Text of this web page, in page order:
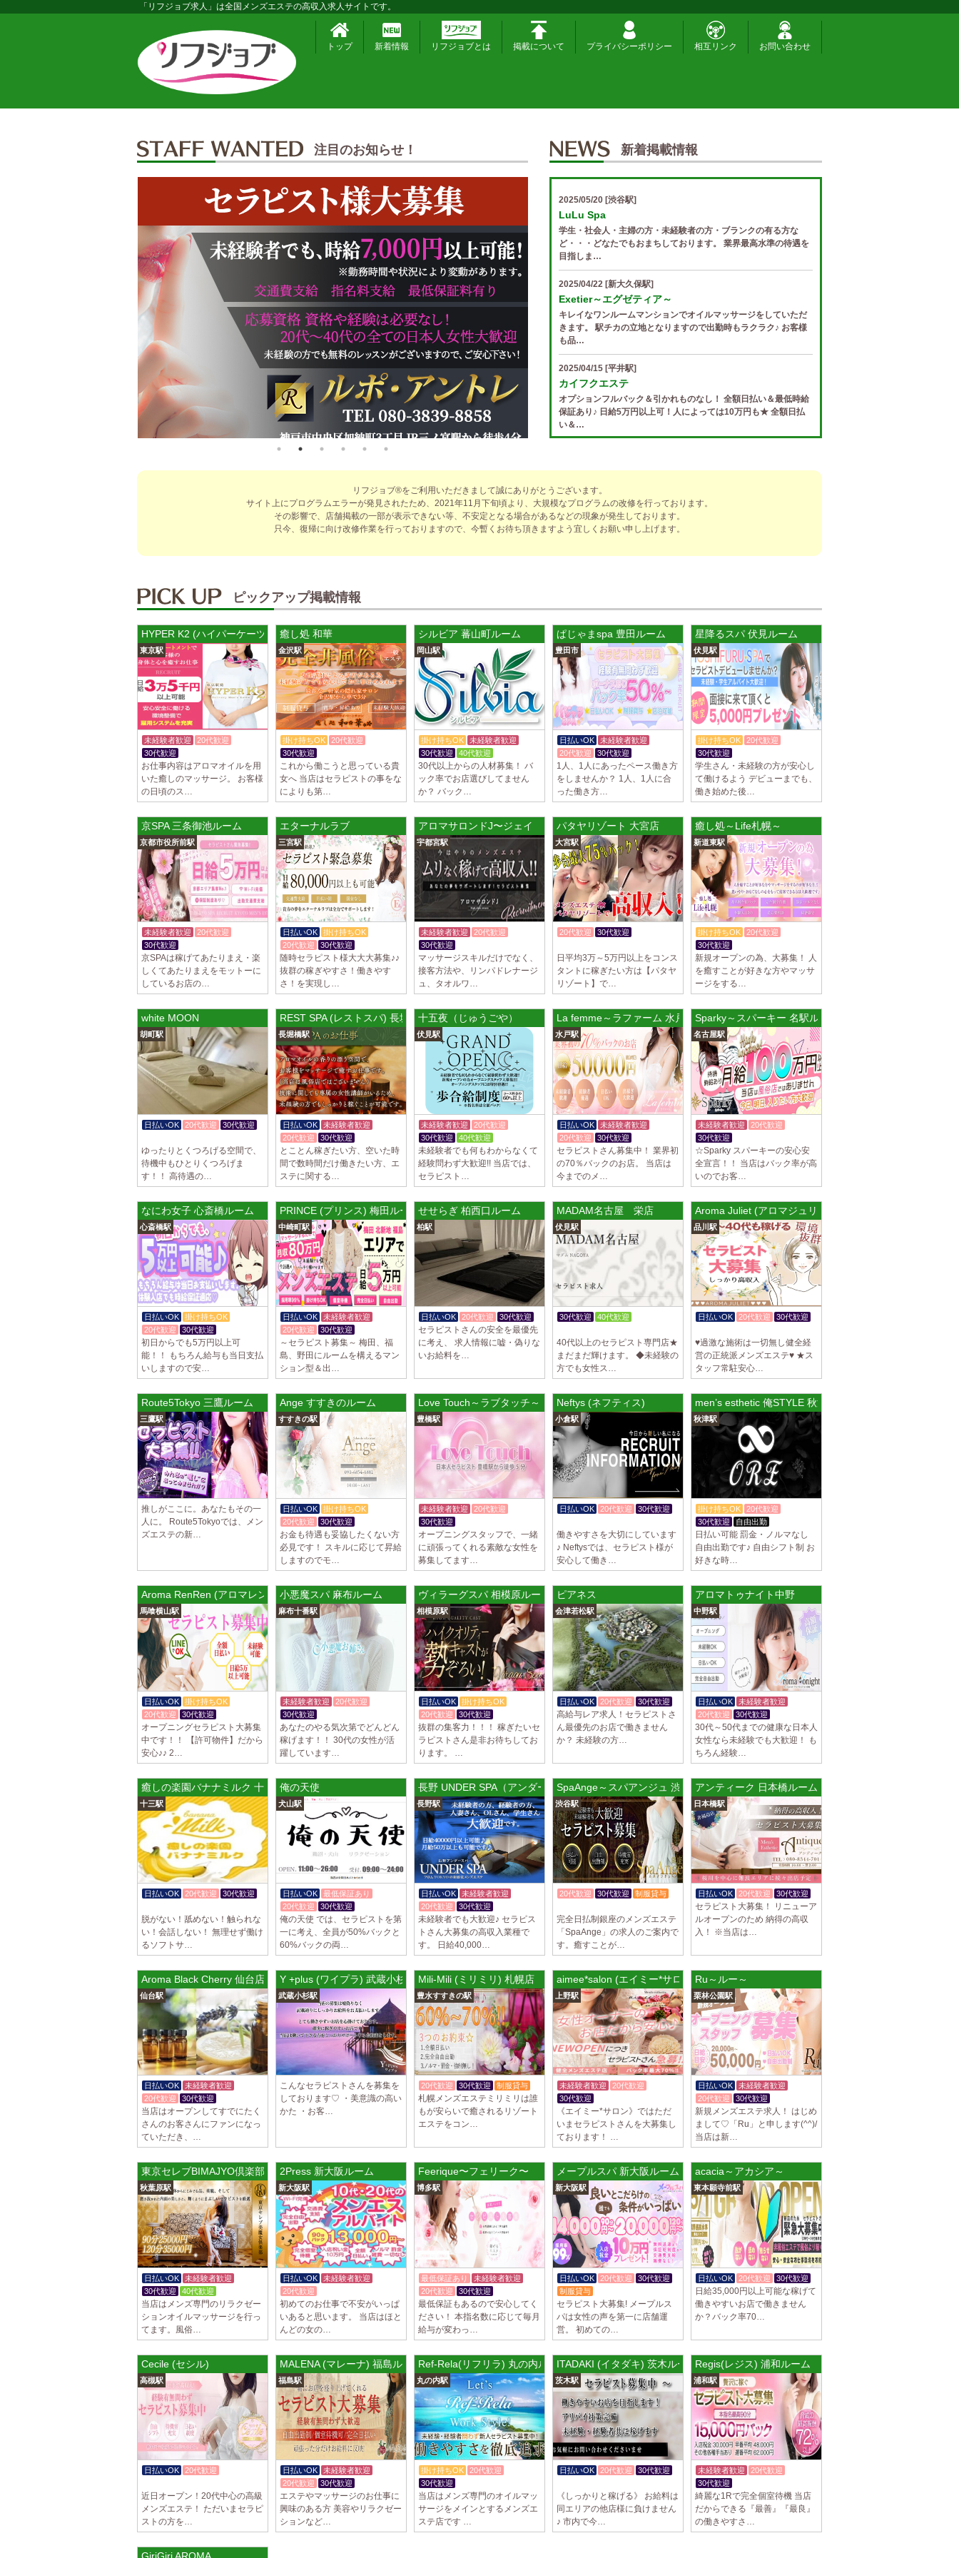
「リフジョブ求人」は全国メンズエステの高収入求人サイトです。
トップ 新着情報 リフジョブとは 掲載について プライバシーポリシー 相互リンク お問い合わせ
注目のお知らせ！ 新着掲載情報
2025/05/20[渋谷駅]
LuLu Spa
学生・社会人・主婦の方・未経験者の方・ブランクの有る方な
ど・・・どなたでもおまちしております。 業界最高水準の待遇を
目指しま…
2025/04/22[新大久保駅]
Exetier～エグゼティア～
キレイなワンルームマンションでオイルマッサージをしていただ
きます。 駅チカの立地となりますので出勤時もラクラク♪ お客様
も品…
2025/04/15[平井駅]
カイフクエステ
オプションフルバック＆引かれものなし！ 全額日払い＆最低時給
保証あり♪ 日給5万円以上可！人によっては10万円も★ 全額日払
い＆…
適なお仕事をサポートする待遇をそろえております！ 雑費等、経
費負…
2025/04/14 [春日井駅]
sirena (シレーナ) 錦ルーム
制服あり、ノルマ、罰金なし 高額報酬が稼げるだけでなく、高待
遇や手厚い福利厚生を完備しております！ぜひご活用ください♪
指名…
2025/04/09[藤が丘駅]
sirena (シレーナ) 名東ルーム
制服あり、ノルマ、罰金なし 高額報酬が稼げるだけでなく、高待
遇や手厚い福利厚生を完備しております！ぜひご活用ください♪
指名…
2025/04/08
Cat’s (キャッツ)
18歳以上（高校生不可） オープンニングセラピストさん大募集！
営業時間内でいつでも可能。 交通費支給あり 一緒に働いてくだ
さ…
2025/04/05 [日本橋駅]
Aroma de Banana (あろばな)
オープンにつきセラピスト大募集！！ 求人探しに苦労されている
貴方様に朗報です！ 当店では講習制度を徹底しています。 セクハ
ラ…
2025/04/04[吉祥寺駅]
LoveCHU (ラブチュ) 吉祥寺ルーム
やる気のあるセラピスト大募集！ 「本気で稼ぎたい！」「もっと
ます…
2025/04/04[渋谷駅]
LoveCHU (ラブチュ) 渋谷ルーム
やる気のあるセラピスト大募集！ 「本気で稼ぎたい！」「もっと
人気セラピストになりたい！」 そんなあなたを全力でサポートし
ます…
2025/04/02[千歳烏山駅]
LoveCHU (ラブチュ) 千歳烏山ルーム
やる気のあるセラピスト大募集！ 「本気で稼ぎたい！」「もっと
人気セラピストになりたい！」 そんなあなたを全力でサポートし
ます…
2025/03/31[八王子駅]
Diamond～ダイヤモンド～
只今NEW OPENにつきセラピストが不足しています！ 今後も新規
出店が続くため、一緒に働いてくれるセラピストを大募集しま
す！ 女性…
2025/03/29 [自由が丘駅]
LIVSPA (リブスパ) 自由が丘ルーム
当店の募集は嘘偽り等なく、記載通りにしっかりお給料をお支払
いさせていただきます。 とても働きやすいお店作りを心がけてお
ります…
2025/03/29[川崎駅]
LIVSPA (リブスパ) 川崎ルーム
当店の募集は嘘偽り等なく、記載通りにしっかりお給料をお支払
いさせていただきます。 とても働きやすいお店作りを心がけてお
ります…
2025/03/29 [蒲田駅]
LIVSPA (リブスパ) 蒲田ルーム
当店の募集は嘘偽り等なく、記載通りにしっかりお給料をお支払
いさせていただきます。 とても働きやすいお店作りを心がけてお
2025/03/28[恵比寿駅]
大人の隠れ家 恵比寿ルーム
る講習時のセクハラを撲滅するために女店長または在籍セラピス
トが講…
2025/03/28[渋谷駅]
大人の隠れ家 渋谷ルーム
初めまして、大人の隠れ家の女店長です。 当店では業界の闇であ
る講習時のセクハラを撲滅するために女店長または在籍セラピス
トが講…
2025/03/28[亀有駅]
aroma Angel
セラピストさんを大募集しております 完全歩合で50%〜60%以
上！！ 掛け持ちOK、完全個室待機など嬉しい高待遇が盛りだく
2025/03/28[東海学園前駅]
デビルキャット
24時間営業！自由シフトで好きな時間に働ける 未経験者歓迎♪個
室待機でゆっくり自分の好きな事ができます♪ 可愛い制服もご用
意して…
リフジョブ®をご利用いただきまして誠にありがとうございます。
サイト上にプログラムエラーが発見されたため、2021年11月下旬頃より、大規模なプログラムの改修を行っております。
その影響で、店舗掲載の一部が表示できない等、不安定となる場合があるなどの現象が発生しております。
只今、復帰に向け改修作業を行っておりますので、今暫くお待ち頂きますよう宜しくお願い申し上げます。
ピックアップ掲載情報
HYPER K2 (ハイパーケーツー)
東京駅
未経験者歓迎
20代歓迎
30代歓迎
お仕事内容はアロマオイルを用
いた癒しのマッサージ。 お客様
の日頃のス…
癒し処 和華
金沢駅
掛け持ちOK
20代歓迎
30代歓迎
これから働こうと思っている貴
女へ 当店はセラピストの事をな
によりも第…
シルビア 蕃山町ルーム
岡山駅
掛け持ちOK
未経験者歓迎
30代歓迎
40代歓迎
30代以上からの人材募集！ バ
ック率でお店選びしてません
か？ バック…
ぱじゃまspa 豊田ルーム
豊田市
日払いOK
未経験者歓迎
20代歓迎
30代歓迎
1人、1人にあったペース働き方
をしませんか？ 1人、1人に合
った働き方…
星降るスパ 伏見ルーム
伏見駅
掛け持ちOK
20代歓迎
30代歓迎
学生さん・未経験の方が安心し
て働けるよう デビューまでも、
働き始めた後…
京SPA 三条御池ルーム
京都市役所前駅
未経験者歓迎
20代歓迎
30代歓迎
京SPAは稼げてあたりまえ・楽
しくてあたりまえをモットーに
しているお店の…
エターナルラブ
三宮駅
日払いOK
掛け持ちOK
20代歓迎
30代歓迎
随時セラピスト様大大大募集♪♪
抜群の稼ぎやすさ！働きやす
さ！を実現し…
アロマサロンドJ〜ジェイ
宇都宮駅
未経験者歓迎
20代歓迎
30代歓迎
マッサージスキルだけでなく、
接客方法や、リンパドレナージ
ュ、タオルワ…
パタヤリゾート 大宮店
大宮駅
20代歓迎
30代歓迎
日平均3万～5万円以上をコンス
タントに稼ぎたい方は【パタヤ
リゾート】で…
癒し処～Life札幌～
新道東駅
掛け持ちOK
20代歓迎
30代歓迎
新規オープンの為、大募集！ 人
を癒すことが好きな方やマッサ
ージをする…
white MOON
胡町駅
日払いOK 20代歓迎
30代歓迎
ゆったりとくつろげる空間で、
待機中もひとりくつろげま
す！！ 高待遇の…
REST SPA (レストスパ) 長堀橋ルーム
長堀橋駅
日払いOK
未経験者歓迎
20代歓迎
30代歓迎
とことん稼ぎたい方、空いた時
間で数時間だけ働きたい方、エ
ステに関する…
十五夜（じゅうごや）
伏見駅
未経験者歓迎
20代歓迎
30代歓迎
40代歓迎
未経験者でも何もわからなくて
経験問わず大歓迎!! 当店では、
セラピスト…
La femme～ラファーム 水戸ルーム
水戸駅
日払いOK
未経験者歓迎
20代歓迎
30代歓迎
セラピストさん募集中！ 業界初
の70％バックのお店。 当店は
今までのメ…
Sparky～スパーキー 名駅ルーム
名古屋駅
未経験者歓迎
20代歓迎
30代歓迎
☆Sparky スパーキーの安心安
全宣言！！ 当店はバック率が高
いのでお客…
なにわ女子 心斎橋ルーム
心斎橋駅
日払いOK
掛け持ちOK
20代歓迎
30代歓迎
初日からでも5万円以上可
能！！ もちろん給与も当日支払
いしますので安…
PRINCE (プリンス) 梅田ルーム
中崎町駅
日払いOK
未経験者歓迎
20代歓迎
30代歓迎
～セラピスト募集～ 梅田、福
島、野田にルームを構えるマン
ション型＆出…
せせらぎ 柏西口ルーム
柏駅
日払いOK 20代歓迎 30代歓迎
セラピストさんの安全を最優先
に考え、 求人情報に嘘・偽りな
いお給料を…
MADAM名古屋 栄店
伏見駅
30代歓迎
40代歓迎
40代以上のセラピスト専門店★
まだまだ輝けます。 ◆未経験の
方でも女性ス…
Aroma Juliet (アロマジュリエット)
品川駅
日払いOK 20代歓迎
30代歓迎
♥過激な施術は一切無し健全経
営の正統派メンズエステ♥ ★ス
タッフ常駐安心…
Route5Tokyo 三鷹ルーム
三鷹駅
推しがここに。あなたもその一
人に。 Route5Tokyoでは、メン
ズエステの新…
Ange すすきのルーム
すすきの駅
日払いOK
掛け持ちOK
20代歓迎
30代歓迎
お金も待遇も妥協したくない方
必見です！ スキルに応じて昇給
しますのでモ…
Love Touch～ラブタッチ～
豊橋駅
未経験者歓迎
20代歓迎
30代歓迎
オープニングスタッフで、一緒
に頑張ってくれる素敵な女性を
募集してます…
Neftys (ネフティス)
小倉駅
日払いOK 20代歓迎
30代歓迎
働きやすさを大切にしています
♪ Neftysでは、セラピスト様が
安心して働き…
men’s esthetic 俺STYLE 秋津ルーム
秋津駅
掛け持ちOK
20代歓迎
30代歓迎
自由出勤
日払い可能 罰金・ノルマなし
自由出勤です♪ 自由シフト制 お
好きな時…
Aroma RenRen (アロマレンレン) 馬喰横山ルーム
馬喰横山駅
日払いOK
掛け持ちOK
20代歓迎
30代歓迎
オープニングセラピスト大募集
中です！！ 【許可物件】だから
安心♪♪ 2…
小悪魔スパ 麻布ルーム
麻布十番駅
未経験者歓迎
20代歓迎
30代歓迎
あなたのやる気次第でどんどん
稼げます！！ 30代の女性が活
躍しています…
ヴィラーグスパ 相模原ルーム
相模原駅
日払いOK
掛け持ちOK
20代歓迎
30代歓迎
抜群の集客力！！！ 稼ぎたいセ
ラピストさん是非お待ちしてお
ります。 …
ピアネス
会津若松駅
日払いOK 20代歓迎 30代歓迎
高給与レア求人！セラピストさ
ん最優先のお店で働きません
か？ 未経験の方…
アロマトゥナイト中野
中野駅
日払いOK
未経験者歓迎
20代歓迎
30代歓迎
30代～50代までの健康な日本人
女性なら未経験でも大歓迎！ も
ちろん経験…
癒しの楽園バナナミルク 十三ルーム
十三駅
日払いOK 20代歓迎
30代歓迎
脱がない！舐めない！触られな
い！会話しない！ 無理せず働け
るソフトサ…
俺の天使
犬山駅
日払いOK
最低保証あり
20代歓迎
30代歓迎
俺の天使 では、セラピストを第
一に考え、全員が50%バックと
60%バックの両…
長野 UNDER SPA（アンダースパ）
長野駅
日払いOK
未経験者歓迎
20代歓迎
30代歓迎
未経験者でも大歓迎♪ セラピス
トさん大募集の高収入業種で
す。 日給40,000…
SpaAnge～スパアンジュ 渋谷ルーム
渋谷駅
20代歓迎 30代歓迎
制服貸与
完全日払制銀座のメンズエステ
「SpaAnge」の求人のご案内で
す。癒すことが…
アンティーク 日本橋ルーム
日本橋駅
日払いOK 20代歓迎 30代歓迎
セラピスト大募集！ リニューア
ルオープンのため 納得の高収
入！ ※当店は…
Aroma Black Cherry 仙台店
仙台駅
日払いOK
未経験者歓迎
20代歓迎
30代歓迎
当店はオープンしてすでにたく
さんのお客さんにファンになっ
ていただき、…
Y +plus (ワイプラ) 武蔵小杉ルーム
武蔵小杉駅
こんなセラピストさんを募集を
しております♡ ・美意識の高い
かた ・お客…
Mili-Mili (ミリミリ) 札幌店
豊水すすきの駅
20代歓迎 30代歓迎 制服貸与
札幌メンズエステミリミリは誰
もが安らいで癒されるリゾート
エステをコン…
aimee*salon (エイミー*サロン) 上野ルーム
上野駅
未経験者歓迎
20代歓迎
30代歓迎
《エイミー*サロン》ではただ
いまセラピストさんを大募集し
ております！ …
Ru～ルー～
栗林公園駅
日払いOK
未経験者歓迎
20代歓迎
30代歓迎
新規メンズエステ求人！ はじめ
まして♡「Ru」と申します(^^)/
当店は新…
東京セレブBIMAJYO倶楽部 秋葉原ルーム
秋葉原駅
日払いOK
未経験者歓迎
30代歓迎
40代歓迎
当店はメンズ専門のリラクゼー
ションオイルマッサージを行っ
てます。風俗…
2Press 新大阪ルーム
新大阪駅
日払いOK
未経験者歓迎
20代歓迎
初めてのお仕事で不安がいっぱ
いあると思います。 当店はほと
んどの女の…
Feerique〜フェリーク〜
博多駅
最低保証あり
未経験者歓迎
20代歓迎
30代歓迎
最低保証もあるので安心してく
ださい！ 本指名数に応じて毎月
給与が変わっ…
メープルスパ 新大阪ルーム
新大阪駅
日払いOK 20代歓迎
30代歓迎
制服貸与
セラピスト大募集! メープルス
パは女性の声を第一に店舗運
営。 初めての…
acacia～アカシア～
東本願寺前駅
日払いOK 20代歓迎 30代歓迎
日給35,000円以上可能な稼げて
働きやすいお店で働きません
か？バック率70…
Cecile (セシル)
高槻駅
日払いOK
20代歓迎
近日オープン！20代中心の高級
メンズエステ！ ただいまセラピ
ストの方を…
MALENA (マレーナ) 福島ルーム
福島駅
日払いOK
未経験者歓迎
20代歓迎
30代歓迎
エステやマッサージのお仕事に
興味のある方 美容やリラクゼー
ションなど…
Ref-Rela(リフリラ) 丸の内ルーム
丸の内駅
掛け持ちOK
20代歓迎
30代歓迎
当店はメンズ専門のオイルマッ
サージをメインとするメンズエ
ステ店です …
ITADAKI (イタダキ) 茨木ルーム
茨木駅
日払いOK 20代歓迎
30代歓迎
《しっかりと稼げる》 お給料は
同エリアの他店様に負けません
♪ 市内で今…
Regis(レジス) 浦和ルーム
浦和駅
未経験者歓迎
20代歓迎
30代歓迎
綺麗な1Rで完全個室待機 当店
だからできる『最善』『最良』
の働きやすさ…